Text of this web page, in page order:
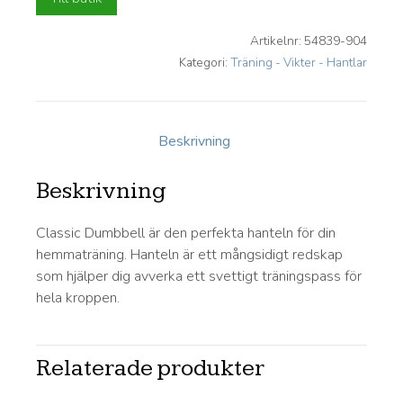
Artikelnr: 54839-904
Kategori: Träning - Vikter - Hantlar
Beskrivning
Beskrivning
Classic Dumbbell är den perfekta hanteln för din
hemmaträning. Hanteln är ett mångsidigt redskap
som hjälper dig avverka ett svettigt träningspass för
hela kroppen.
Relaterade produkter